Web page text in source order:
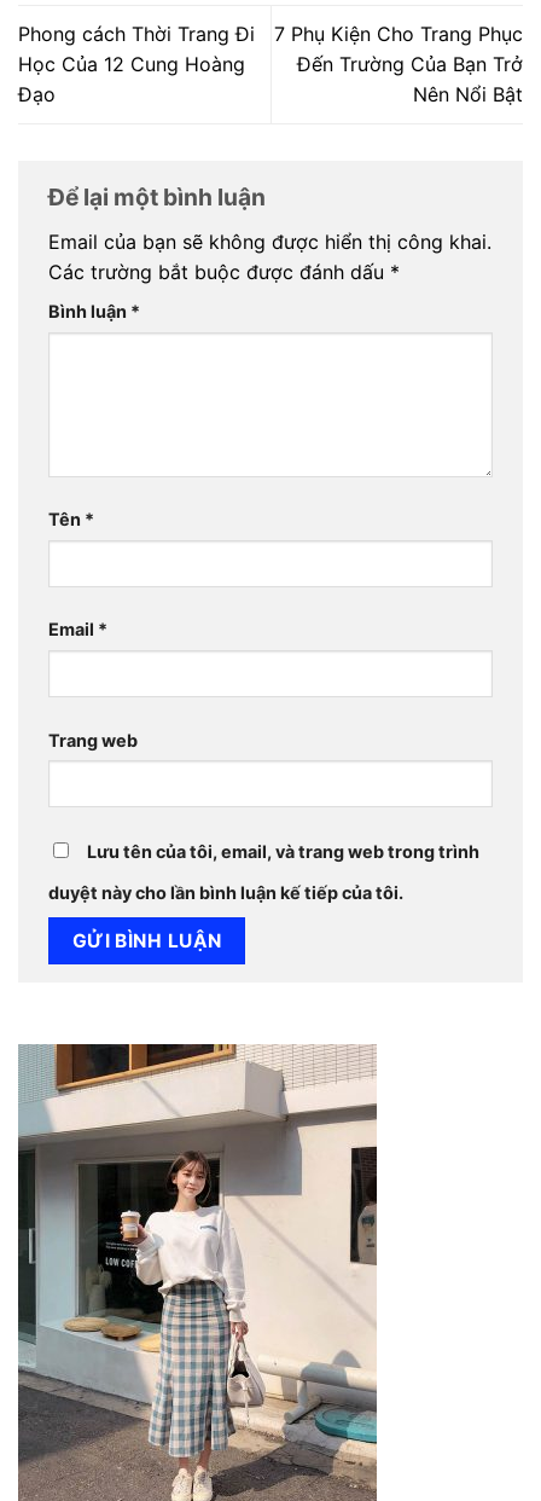
Phong cách Thời Trang Đi
Học Của 12 Cung Hoàng
Đạo
7 Phụ Kiện Cho Trang Phục
Đến Trường Của Bạn Trở
Nên Nổi Bật
Để lại một bình luận
Email của bạn sẽ không được hiển thị công khai.
Các trường bắt buộc được đánh dấu *
Bình luận *
Tên *
Email *
Trang web
Lưu tên của tôi, email, và trang web trong trình
duyệt này cho lần bình luận kế tiếp của tôi.